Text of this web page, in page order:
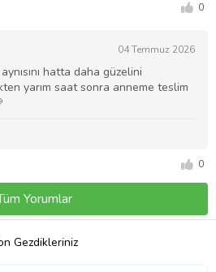
0
04 Temmuz 2026
hatta daha güzelini
yarım saat sonra anneme teslim
0
Yorumlar
Gezdikleriniz